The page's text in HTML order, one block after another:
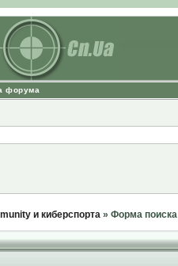
форума
и киберспорта» Форма поиска